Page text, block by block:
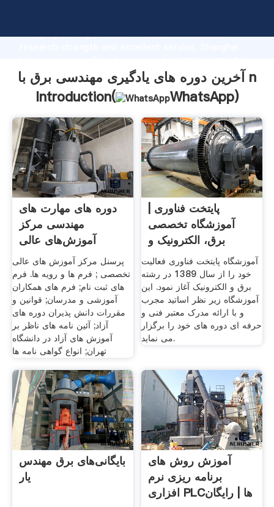
Grasping strong production capability, advanced
the value and bring values to all of customers.
آخرین دوره های یادگیری مهندسی برق با n
Introduction(
WhatsApp)
دوره های مهارت های
مهندسی مرکز
آموزش‌های عالی
تخصصی
پرسنل مرکز آموزش های عالی
تخصصی ; فرم ها و رویه ها. فرم
های ثبت نام; فرم های همکاران
آموزشی و مدرسان; قوانین و
مقررات دانش پذیران دوره های
آزاد; آئین نامه های ناظر بر
آموزش های آزاد در دانشگاه
تهران; انواع گواهی نامه ها
پایتخت فناوری |
آموزشگاه تخصصی
برق، الکترونیک و
تعمیرات
آموزشگاه پایتخت فناوری فعالیت
خود را از سال 1389 در رشته
برق و الکترونیک آغاز نمود. این
آموزشگاه زیر نظر اساتید مجرب
و با ارائه مدرک معتبر فنی و
حرفه ای دوره های خود را برگزار
می نماید.
بایگانی‌های برق مهندس
یار
آموزش روش های
برنامه ریزی نرم
افزاری PLCها | رایگان